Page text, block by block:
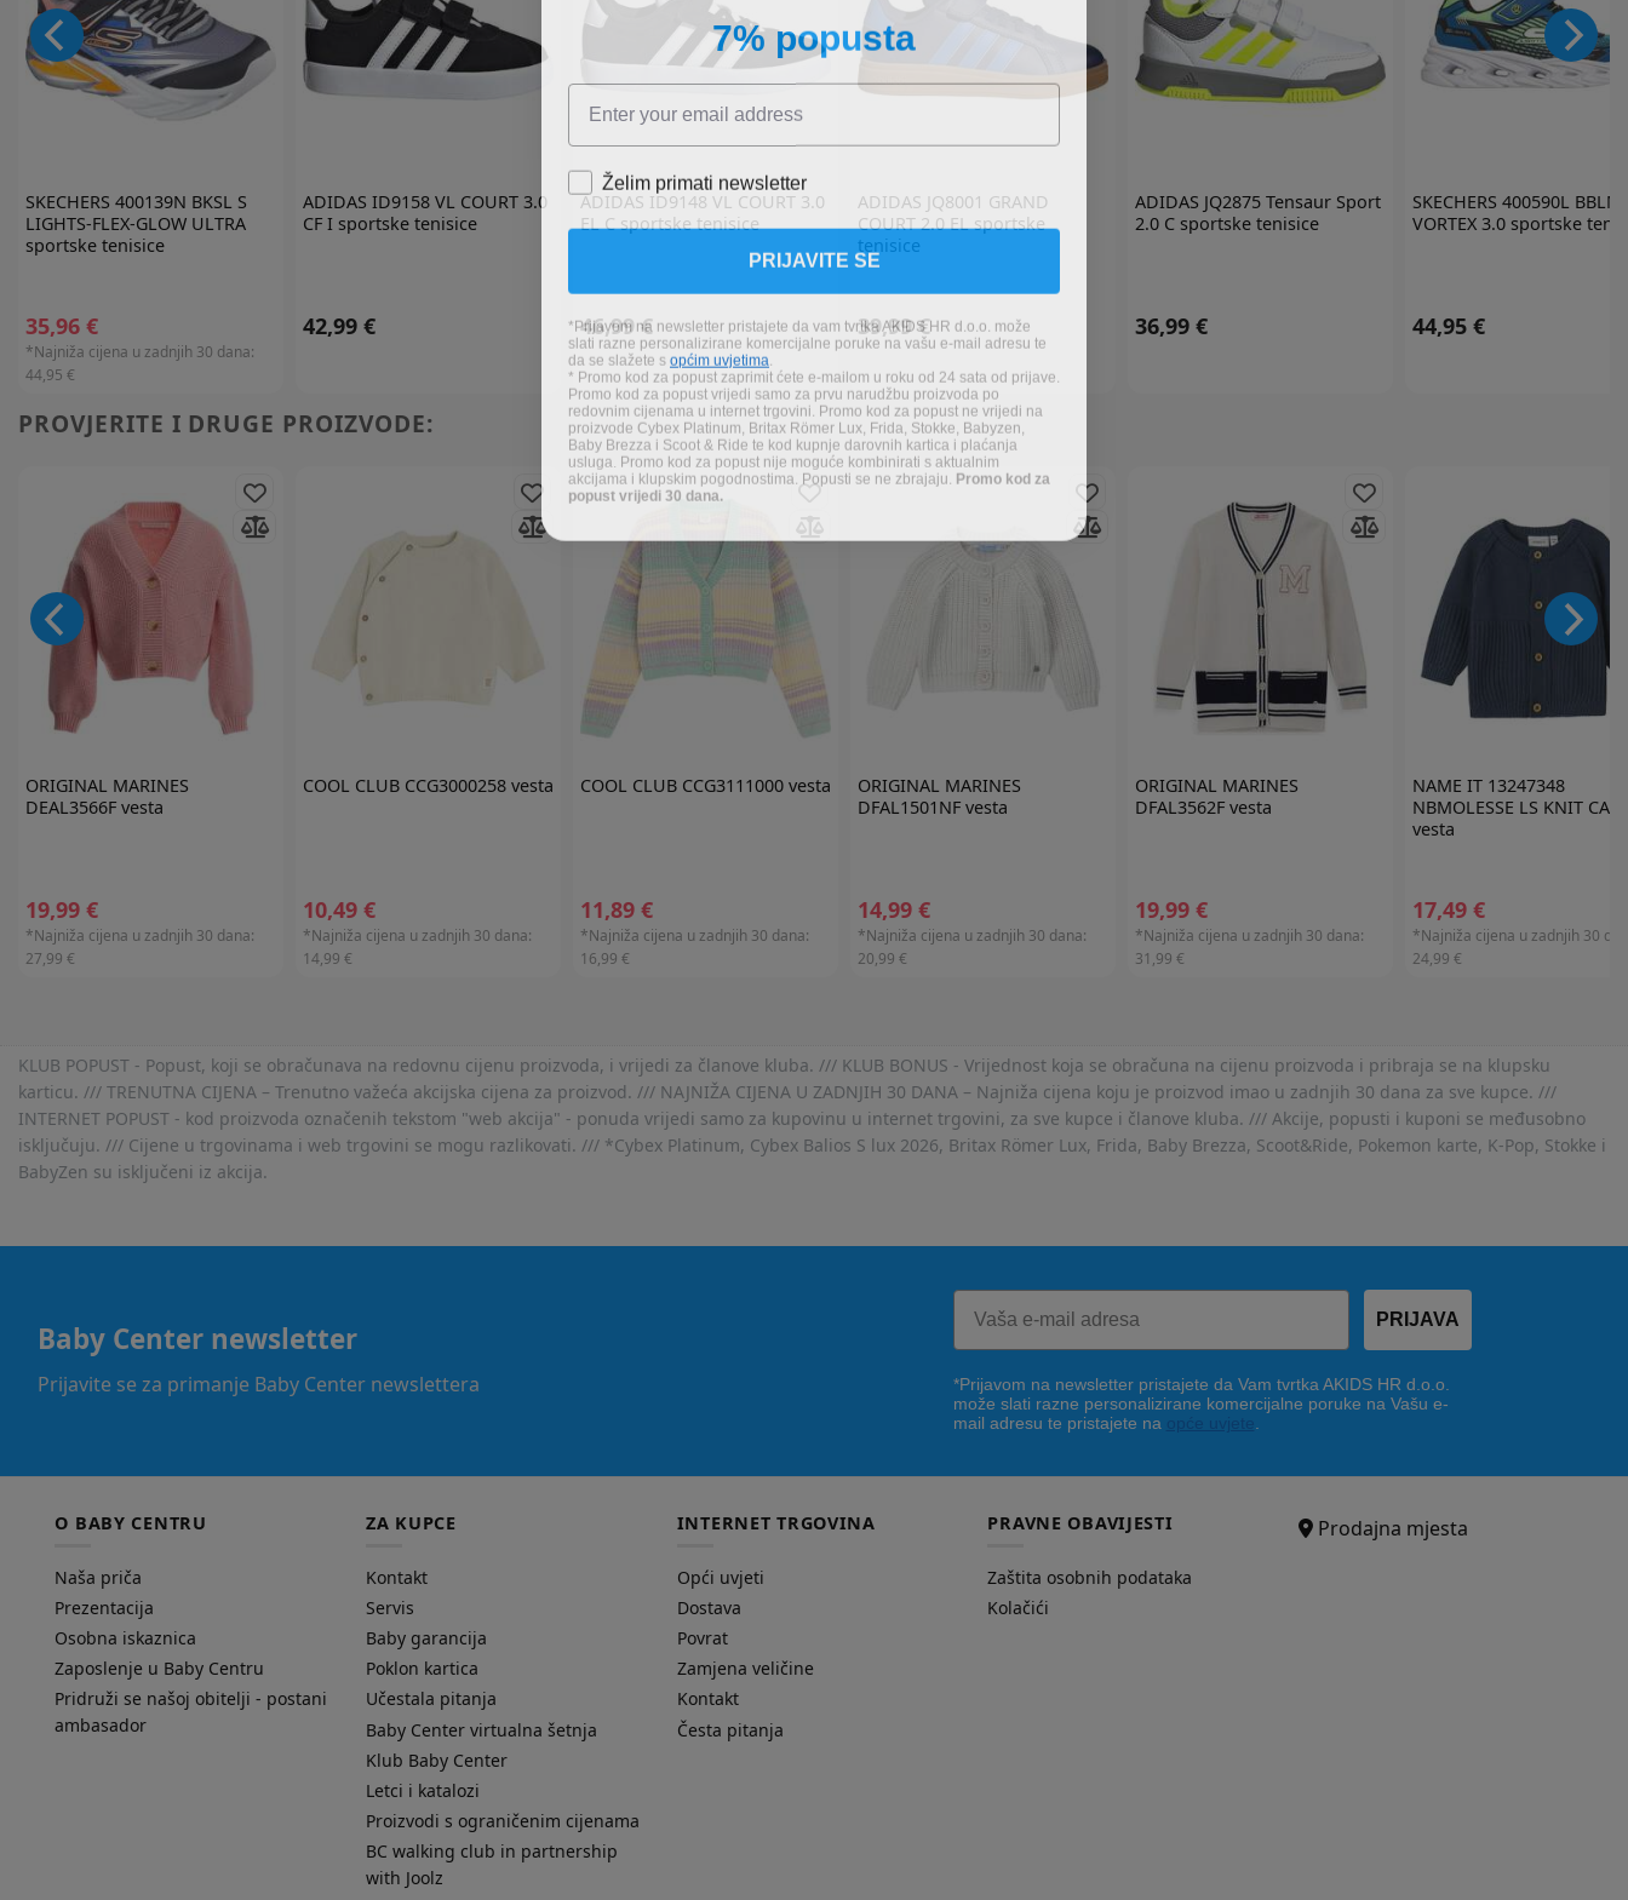
SKECHERS 400139N BKSL S
LIGHTS-FLEX-GLOW ULTRA
sportske tenisice
35,96 €
*Najniža cijena u zadnjih 30 dana:
44,95 €
ADIDAS ID9158 VL COURT 3.0
CF I sportske tenisice
42,99 €
ADIDAS ID9148 VL COURT 3.0
EL C sportske tenisice
46,99 €
ADIDAS JQ8001 GRAND
COURT 2.0 EL sportske
tenisice
39,99 €
ADIDAS JQ2875 Tensaur Sport
2.0 C sportske tenisice
36,99 €
SKECHERS 400590L BBLM
VORTEX 3.0 sportske
44,95 €
PROVJERITE I DRUGE PROIZVODE:
ORIGINAL MARINES
DEAL3566F vesta
19,99 €
*Najniža cijena u zadnjih 30 dana:
27,99 €
COOL CLUB CCG3000258 vesta
10,49 €
*Najniža cijena u zadnjih 30 dana:
14,99 €
COOL CLUB CCG3111000 vesta
11,89 €
*Najniža cijena u zadnjih 30 dana:
16,99 €
ORIGINAL MARINES
DFAL1501NF vesta
14,99 €
*Najniža cijena u zadnjih 30 dana:
20,99 €
ORIGINAL MARINES
DFAL3562F vesta
19,99 €
*Najniža cijena u zadnjih 30 dana:
31,99 €
NAME IT 13247348
NBMOLESSE LS KNIT
vesta
17,49 €
*Najniža cijena u zadnjih 30
24,99 €
KLUB POPUST - Popust, koji se obračunava na redovnu cijenu proizvoda, i vrijedi za članove kluba. /// KLUB BONUS - Vrijednost koja se obračuna na cijenu proizvoda i pribraja se na klupsku
karticu. /// TRENUTNA CIJENA – Trenutno važeća akcijska cijena za proizvod. /// NAJNIŽA CIJENA U ZADNJIH 30 DANA – Najniža cijena koju je proizvod imao u zadnjih 30 dana za sve kupce. ///
INTERNET POPUST - kod proizvoda označenih tekstom "web akcija" - ponuda vrijedi samo za kupovinu u internet trgovini, za sve kupce i članove kluba. /// Akcije, popusti i kuponi se međusobno
isključuju. /// Cijene u trgovinama i web trgovini se mogu razlikovati. /// *Cybex Platinum, Cybex Balios S lux 2026, Britax Römer Lux, Frida, Baby Brezza, Scoot&Ride, Pokemon karte, K-Pop, Stokke i
BabyZen su isključeni iz akcija.
Baby Center newsletter
Prijavite se za primanje Baby Center newslettera
PRIJAVA
*Prijavom na newsletter pristajete da Vam tvrtka AKIDS HR d.o.o.
može slati razne personalizirane komercijalne poruke na Vašu e-
mail adresu te pristajete na
.
O BABY CENTRU
Naša priča
Prezentacija
Osobna iskaznica
Zaposlenje u Baby Centru
Pridruži se našoj obitelji - postani
ambasador
ZA KUPCE
Kontakt
Servis
Baby garancija
Poklon kartica
Učestala pitanja
Baby Center virtualna šetnja
Klub Baby Center
Letci i katalozi
Proizvodi s ograničenim cijenama
BC walking club in partnership
with Joolz
INTERNET TRGOVINA
Opći uvjeti
Dostava
Povrat
Zamjena veličine
Kontakt
Česta pitanja
PRAVNE OBAVIJESTI
Zaštita osobnih podataka
Kolačići
Prodajna mjesta
7% popusta
Želim primati newsletter
PRIJAVITE SE
*Prijavom na newsletter pristajete da vam tvrtka AKIDS HR d.o.o. može
slati razne personalizirane komercijalne poruke na vašu e-mail adresu te
da se slažete sopćim uvjetima.
* Promo kod za popust zaprimit ćete e-mailom u roku od 24 sata od prijave.
Promo kod za popust vrijedi samo za prvu narudžbu proizvoda po
redovnim cijenama u internet trgovini. Promo kod za popust ne vrijedi na
proizvode Cybex Platinum, Britax Römer Lux, Frida, Stokke, Babyzen,
Baby Brezza i Scoot & Ride te kod kupnje darovnih kartica i plaćanja
usluga. Promo kod za popust nije moguće kombinirati s aktualnim
akcijama i klupskim pogodnostima. Popusti se ne zbrajaju.Promo kod za
popust vrijedi 30 dana.